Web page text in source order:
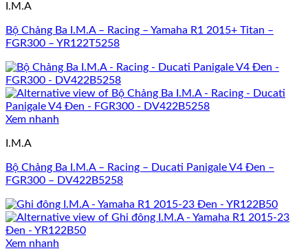
I.M.A
Bộ Chảng Ba I.M.A – Racing – Yamaha R1 2015+ Titan –
FGR300 – YR122T5258
Xem nhanh
I.M.A
Bộ Chảng Ba I.M.A – Racing – Ducati Panigale V4 Đen –
FGR300 – DV422B5258
Xem nhanh